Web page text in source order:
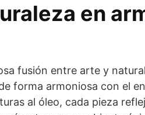
en
fusión entre arte y
forma armoniosa con el
al óleo, cada pieza